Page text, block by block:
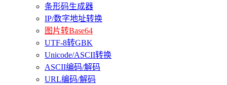
条形码生成器
IP/数字地址转换
图片转Base64
UTF-8转GBK
Unicode/ASCII转换
ASCII编码/解码
URL编码/解码